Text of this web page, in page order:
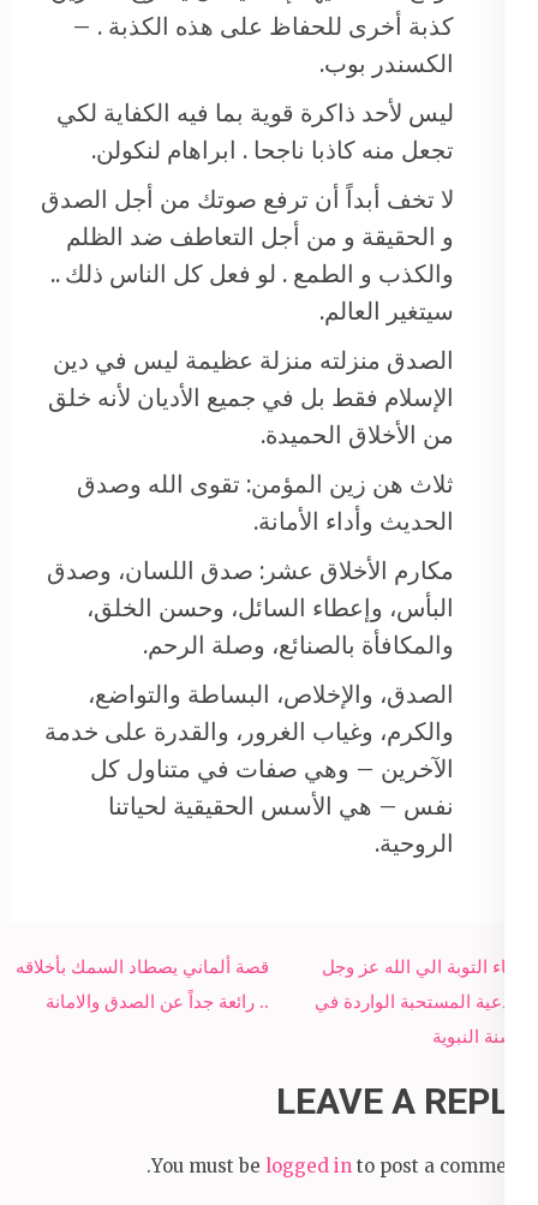
كذبة أخرى للحفاظ على هذه الكذبة . –
الكسندر بوب.
ليس لأحد ذاكرة قوية بما فيه الكفاية لكي
تجعل منه كاذبا ناجحا . ابراهام لنكولن.
لا تخف أبداً أن ترفع صوتك من أجل الصدق
و الحقيقة و من أجل التعاطف ضد الظلم
والكذب و الطمع . لو فعل كل الناس ذلك ..
سيتغير العالم.
الصدق منزلته منزلة عظيمة ليس في دين
الإسلام فقط بل في جميع الأديان لأنه خلق
من الأخلاق الحميدة.
ثلاث هن زين المؤمن: تقوى الله وصدق
الحديث وأداء الأمانة.
مكارم الأخلاق عشر: صدق اللسان، وصدق
البأس، وإعطاء السائل، وحسن الخلق،
والمكافأة بالصنائع، وصلة الرحم.
الصدق، والإخلاص، البساطة والتواضع،
والكرم، وغياب الغرور، والقدرة على خدمة
الآخرين – وهي صفات في متناول كل
نفس – هي الأسس الحقيقية لحياتنا
الروحية.
Post
navigation
قصة ألماني يصطاد السمك بأخلاقه
.. رائعة جداً عن الصدق والامانة
دعاء التوبة الي الله عز وجل
الادعية المستحبة الواردة في
السنة النبوية
LEAVE A REPLY
You must be logged in to post a comment.